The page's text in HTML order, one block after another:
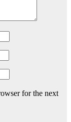
for the next